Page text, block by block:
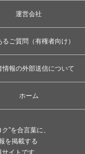
運営会社
るご質問（有権者向け）
情報の外部送信について
ホーム
”を合言葉に、
を掲載する
サイトです